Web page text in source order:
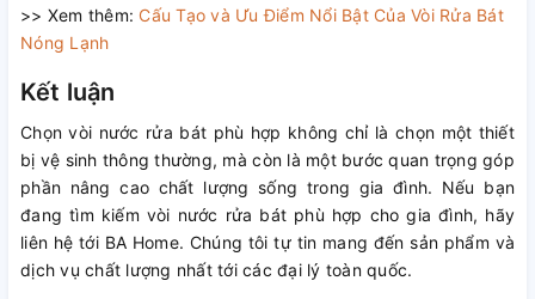
>> Xem thêm: Cấu Tạo và Ưu Điểm Nổi Bật Của Vòi Rửa Bát
Nóng Lạnh
Kết luận
Chọn vòi nước rửa bát phù hợp không chỉ là chọn một thiết
bị vệ sinh thông thường, mà còn là một bước quan trọng góp
phần nâng cao chất lượng sống trong gia đình. Nếu bạn
đang tìm kiếm vòi nước rửa bát phù hợp cho gia đình, hãy
liên hệ tới BA Home. Chúng tôi tự tin mang đến sản phẩm và
dịch vụ chất lượng nhất tới các đại lý toàn quốc.